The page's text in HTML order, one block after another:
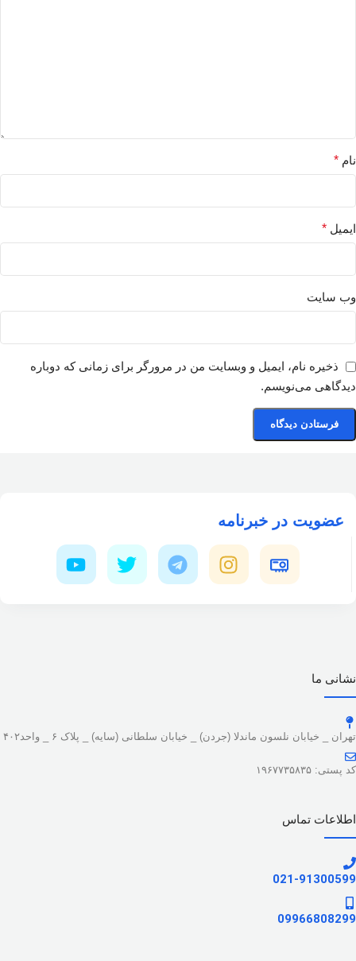
نام *
ایمیل *
وب‌ سایت
ذخیره نام، ایمیل و وبسایت من در مرورگر برای زمانی که دوباره
دیدگاهی می‌نویسم.
عضویت در خبرنامه
نشانی ما
تهران _ خیابان نلسون ماندلا (جردن) _ خیابان سلطانی (سایه) _ پلاک ۶ _ واحد۴۰۲
کد پستی: ۱۹۶۷۷۳۵۸۳۵
اطلاعات تماس
021-91300599
09966808299